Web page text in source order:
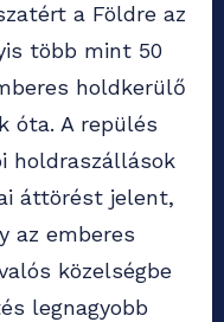
a Földre az
több mint 50
holdkerülő
óta. A repülés
holdraszállások
áttörést jelent,
az emberes
közelségbe
legnagyobb